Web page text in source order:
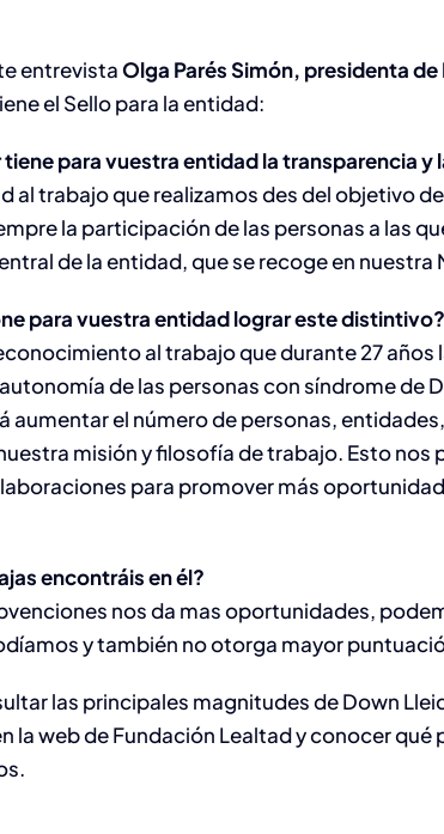
entrevistaOlga Parés Simón, presidentade
el Sello para la entidad:
tiene para vuestra entidad la transparencia y
al trabajo que realizamos des del objetivo
la participación de las personas a las
de la entidad, que se recoge en nuestra
para vuestra entidad lograr este distintivo?
al trabajo que durante 27 años
de las personas con síndrome de
aumentar el número de personas,
misión y filosofía de trabajo. Esto
para promover más
encontráis en él?
nos da mas oportunidades,
y también no otorga mayor
las principales magnitudes de Down
la web de Fundación Lealtad y conocer